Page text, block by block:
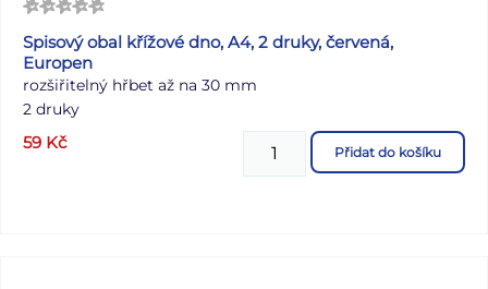
Spisový obal křížové dno, A4, 2 druky, červená,
Europen
rozšiřitelný hřbet až na 30 mm
2 druky
59 Kč Přidat do košíku